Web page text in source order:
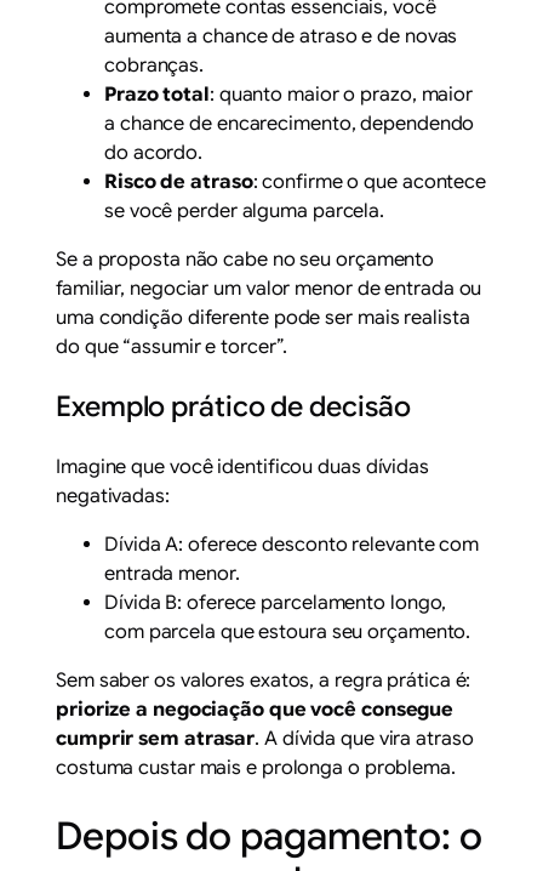
compromete contas essenciais, você
aumenta a chance de atraso e de novas
cobranças.
Prazo total: quanto maior o prazo, maior
a chance de encarecimento, dependendo
do acordo.
Risco de atraso: confirme o que acontece
se você perder alguma parcela.
Se a proposta não cabe no seu orçamento
familiar, negociar um valor menor de entrada ou
uma condição diferente pode ser mais realista
do que “assumir e torcer”.
Exemplo prático de decisão
Imagine que você identificou duas dívidas
negativadas:
Dívida A: oferece desconto relevante com
entrada menor.
Dívida B: oferece parcelamento longo,
com parcela que estoura seu orçamento.
Sem saber os valores exatos, a regra prática é:
priorize a negociação que você consegue
cumprir sem atrasar. A dívida que vira atraso
costuma custar mais e prolonga o problema.
Depois do pagamento: o